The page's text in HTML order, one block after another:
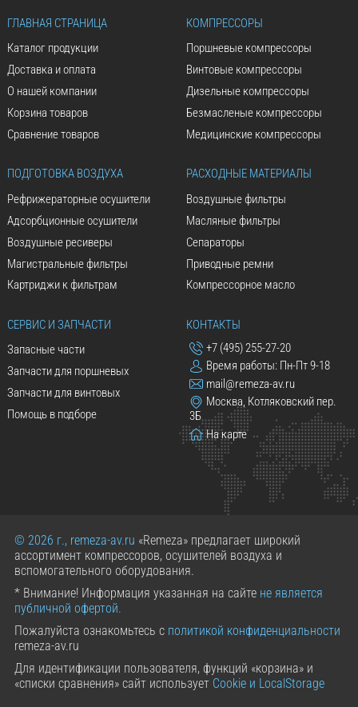
ГЛАВНАЯ СТРАНИЦА
Каталог продукции
Доставка и оплата
О нашей компании
Корзина товаров
Сравнение товаров
КОМПРЕССОРЫ
Поршневые компрессоры
Винтовые компрессоры
Дизельные компрессоры
Безмасленые компрессоры
Медицинские компрессоры
ПОДГОТОВКА ВОЗДУХА
Рефрижераторные осушители
Адсорбционные осушители
Воздушные ресиверы
Магистральные фильтры
Картриджи к фильтрам
РАСХОДНЫЕ МАТЕРИАЛЫ
Воздушные фильтры
Масляные фильтры
Сепараторы
Приводные ремни
Компрессорное масло
СЕРВИС И ЗАПЧАСТИ
Запасные части
Запчасти для поршневых
Запчасти для винтовых
Помощь в подборе
КОНТАКТЫ
+7 (495) 255-27-20
Время работы: Пн-Пт 9-18
mail@remeza-av.ru
Москва, Котляковский пер.
3Б
На карте
© 2026 г., remeza-av.ru «Remeza» предлагает широкий
ассортимент компрессоров, осушителей воздуха и
вспомогательного оборудования.
* Внимание! Информация указанная на сайте не является
публичной офертой.
Пожалуйста ознакомьтесь с политикой конфиденциальности
remeza-av.ru
Для идентификации пользователя, функций «корзина» и
«списки сравнения» сайт использует Cookie и LocalStorage